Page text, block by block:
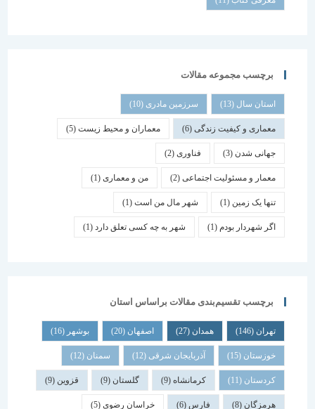
برچسب مجموعه مقالات
استان سال(13) سرزمین مادری(10)
معماری و کیفیت زندگی(6) معماران و محیط زیست(5)
جهانی شدن(3) فناوری (2)
معمار و مسئولیت اجتماعی(2) من و معماری (1)
تنها یک زمین(1) شهر مال من است(1)
اگر شهردار بودم (1) شهر به چه کسی تعلق دارد(1)
برچسب تقسیم‌بندی مقالات براساس استان
همدان اصفهان (20) بوشهر
خوزستان(15) آذربایجان شرقی(12) سمنان (12)
کردستان(11) کرمانشاه(9) گلستان (9) قزوین
هرمزگان(8) فارس خراسان رضوی(5)